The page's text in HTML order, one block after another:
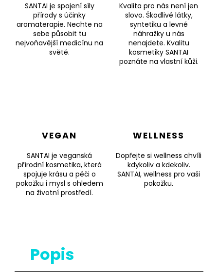
SANTAI je spojení síly
přírody s účinky
aromaterapie. Nechte na
sebe působit tu
nejvoňavější medicínu na
světě.
Kvalita pro nás není jen
slovo. Škodlivé látky,
syntetiku a levné
náhražky u nás
nenajdete. Kvalitu
kosmetiky SANTAI
poznáte na vlastní kůži.
VEGAN
SANTAI je veganská
přírodní kosmetika, která
spojuje krásu a péči o
pokožku i mysl s ohledem
na životní prostředí.
WELLNESS
Dopřejte si wellness chvíli
kdykoliv a kdekoliv.
SANTAI, wellness pro vaši
pokožku.
Popis